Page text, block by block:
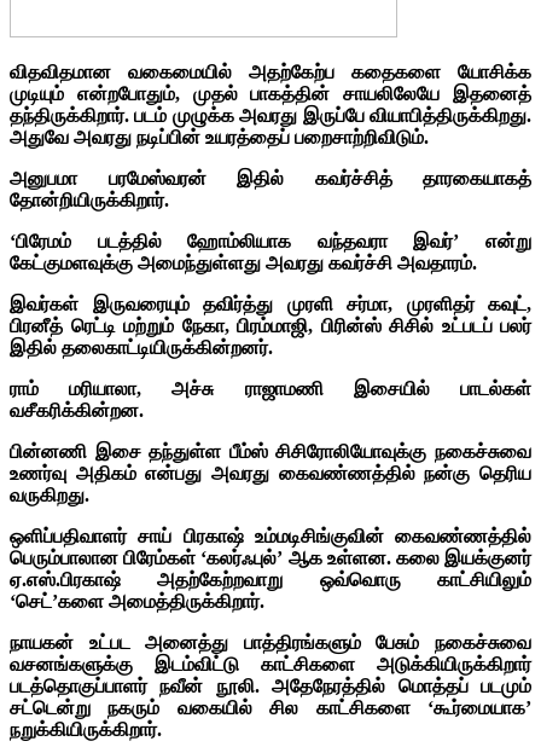
விதவிதமான வகைமையில் அதற்கேற்ப கதைகளை யோசிக்க
முடியும் என்றபோதும், முதல் பாகத்தின் சாயலிலேயே இதனைத்
தந்திருக்கிறார். படம் முழுக்க அவரது இருப்பே வியாபித்திருக்கிறது.
அதுவே அவரது நடிப்பின் உயரத்தைப் பறைசாற்றிவிடும்.
அனுபமா பரமேஸ்வரன் இதில் கவர்ச்சித் தாரகையாகத்
தோன்றியிருக்கிறார்.
‘பிரேமம் படத்தில் ஹோம்லியாக வந்தவரா இவர்’ என்று
கேட்குமளவுக்கு அமைந்துள்ளது அவரது கவர்ச்சி அவதாரம்.
இவர்கள் இருவரையும் தவிர்த்து முரளி சர்மா, முரளிதர் கவுட்,
பிரனீத் ரெட்டி மற்றும் நேகா, பிரம்மாஜி, பிரின்ஸ் சிசில் உட்படப் பலர்
இதில் தலைகாட்டியிருக்கின்றனர்.
ராம் மரியாலா, அச்சு ராஜாமணி இசையில் பாடல்கள்
வசீகரிக்கின்றன.
பின்னணி இசை தந்துள்ள பீம்ஸ் சிசிரோலியோவுக்கு நகைச்சுவை
உணர்வு அதிகம் என்பது அவரது கைவண்ணத்தில் நன்கு தெரிய
வருகிறது.
ஒளிப்பதிவாளர் சாய் பிரகாஷ் உம்மடிசிங்குவின் கைவண்ணத்தில்
பெரும்பாலான பிரேம்கள் ‘கலர்ஃபுல்’ ஆக உள்ளன. கலை இயக்குனர்
ஏ.எஸ்.பிரகாஷ் அதற்கேற்றவாறு ஒவ்வொரு காட்சியிலும்
‘செட்’களை அமைத்திருக்கிறார்.
நாயகன் உட்பட அனைத்து பாத்திரங்களும் பேசும் நகைச்சுவை
வசனங்களுக்கு இடம்விட்டு காட்சிகளை அடுக்கியிருக்கிறார்
படத்தொகுப்பாளர் நவீன் நூலி. அதேநேரத்தில் மொத்தப் படமும்
சட்டென்று நகரும் வகையில் சில காட்சிகளை ‘கூர்மையாக’
நறுக்கியிருக்கிறார்.